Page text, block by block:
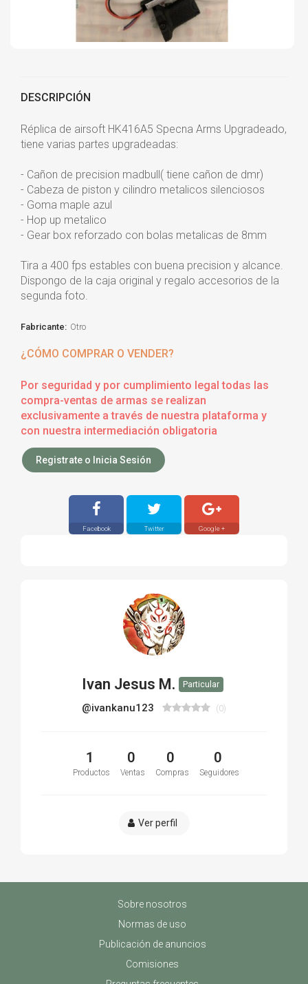
DESCRIPCIÓN
Réplica de airsoft HK416A5 Specna Arms Upgradeado,
tiene varias partes upgradeadas:
- Cañon de precision madbull( tiene cañon de dmr)
- Cabeza de piston y cilindro metalicos silenciosos
- Goma maple azul
- Hop up metalico
- Gear box reforzado con bolas metalicas de 8mm
Tira a 400 fps estables con buena precision y alcance.
Dispongo de la caja original y regalo accesorios de la
segunda foto.
Fabricante: Otro
¿CÓMO COMPRAR O VENDER?
Por seguridad y por cumplimiento legal todas las
compra-ventas de armas se realizan
exclusivamente a través de nuestra plataforma y
con nuestra intermediación obligatoria
Registrate o Inicia Sesión
Facebook Twitter Google +
Ivan Jesus M. Particular
@ivankanu123 (0)
1
Productos
0
Ventas
0
Compras
0
Seguidores
Ver perfil
Sobre nosotros
Normas de uso
Publicación de anuncios
Comisiones